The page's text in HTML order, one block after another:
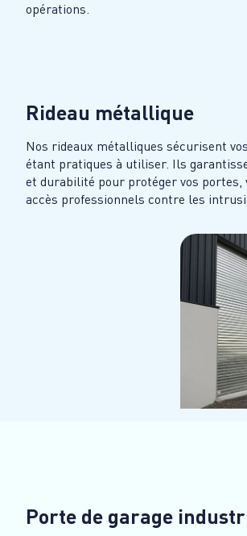
opérations.
Rideau métallique
Nos rideaux métalliques sécurisent
étant pratiques à utiliser. Ils
et durabilité pour protéger vos portes,
accès professionnels contre les
Porte de garage